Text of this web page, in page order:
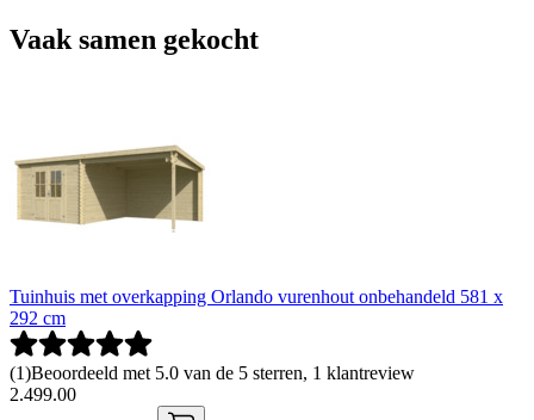
Vaak samen gekocht
Tuinhuis met overkapping Orlando vurenhout onbehandeld 581 x
292 cm
(1)Beoordeeld met 5.0 van de 5 sterren, 1 klantreview
2.499.00